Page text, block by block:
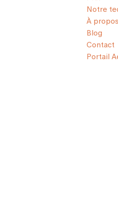
Notre
À propos
Blog
Contact
Portail